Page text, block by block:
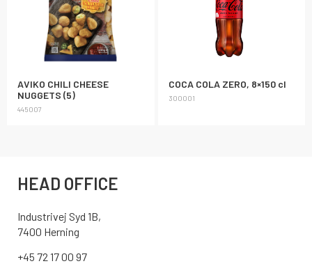
AVIKO CHILI CHEESE
NUGGETS (5)
445007
COCA COLA ZERO, 8×150 cl
300001
HEAD OFFICE
Industrivej Syd 1B,
7400 Herning
+45 72 17 00 97